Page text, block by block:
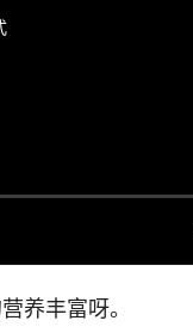
养丰富呀。